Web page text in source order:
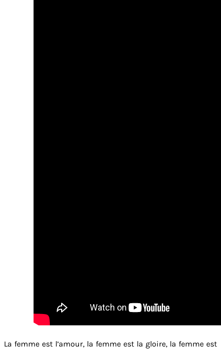
La femme est l’amour, la femme est la gloire, la femme est